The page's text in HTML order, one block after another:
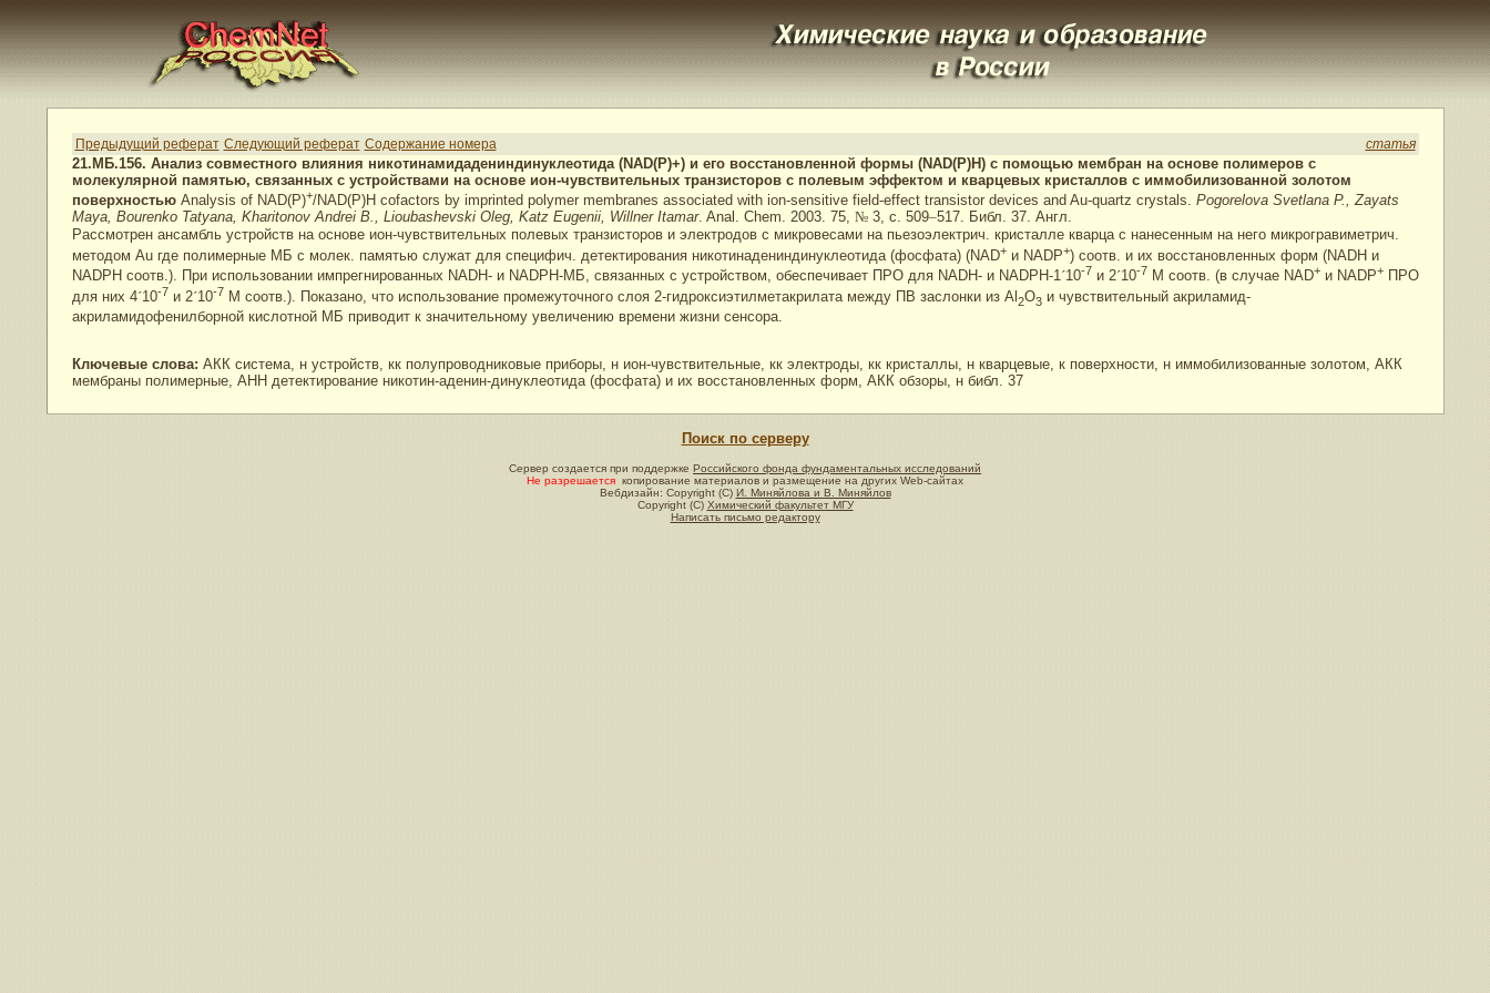
Предыдущий реферат Следующий реферат Содержание номера статья
21.МБ.156. Анализ совместного влияния никотинамидадениндинуклеотида (NAD(P)+) и его восстановленной формы (NAD(P)H) с помощью мембран на основе полимеров с
молекулярной памятью, связанных с устройствами на основе ион-чувствительных транзисторов с полевым эффектом и кварцевых кристаллов с иммобилизованной золотом
поверхностьюAnalysis of NAD(P)+/NAD(P)H cofactors by imprinted polymer membranes associated with ion-sensitive field-effect transistor devices and Au-quartz crystals. Pogorelova Svetlana P., Zayats
Maya, Bourenko Tatyana, Kharitonov Andrei B., Lioubashevski Oleg, Katz Eugenii, Willner Itamar. Anal. Chem. 2003. 75, №3, с. 509–517. Библ. 37. Англ.
Рассмотрен ансамбль устройств на основе ион-чувствительных полевых транзисторов и электродов с микровесами на пьезоэлектрич. кристалле кварца с нанесенным на него микрогравиметрич.
методом Au где полимерные МБ с молек. памятью служат для специфич. детектирования никотинадениндинуклеотида (фосфата) (NAD+и NADP+) соотв. и их восстановленных форм (NADH и
NADPH соотв.). При использовании импрегнированных NADH- и NADPH-МБ, связанных с устройством, обеспечивает ПРО для NADH- и NADPH-1 ´10-7 и 2´10-7 М соотв. (в случае NAD+и NADP+ПРО
для них 4´10-7 и 2´10-7 М соотв.). Показано, что использование промежуточного слоя 2-гидроксиэтилметакрилата между ПВ заслонки из Al 2O3и чувствительный акриламид-
акриламидофенилборной кислотной МБ приводит к значительному увеличению времени жизни сенсора.
Ключевые слова: АКК система, н устройств, кк полупроводниковые приборы, н ион-чувствительные, кк электроды, кк кристаллы, н кварцевые, к поверхности, н иммобилизованные золотом, АКК
мембраны полимерные, АНН детектирование никотин-аденин-динуклеотида (фосфата) и их восстановленных форм, АКК обзоры, н библ. 37
Поиск по серверу
Сервер создается при поддержке Российского фонда фундаментальных исследований
Не разрешается копирование материалов и размещение на других Web-сайтах
Вебдизайн: Copyright (C) И. Миняйлова и В. Миняйлов
Copyright (C) Химический факультет МГУ
Написать письмо редактору